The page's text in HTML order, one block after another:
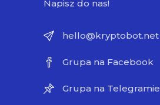
Napisz do nas!
hello@kryptobot.net
Grupa na Facebook
Grupa na Telegramie